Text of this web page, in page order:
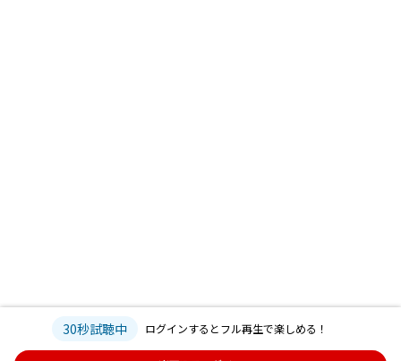
30秒試聴中 ログインするとフル再生で楽しめる！